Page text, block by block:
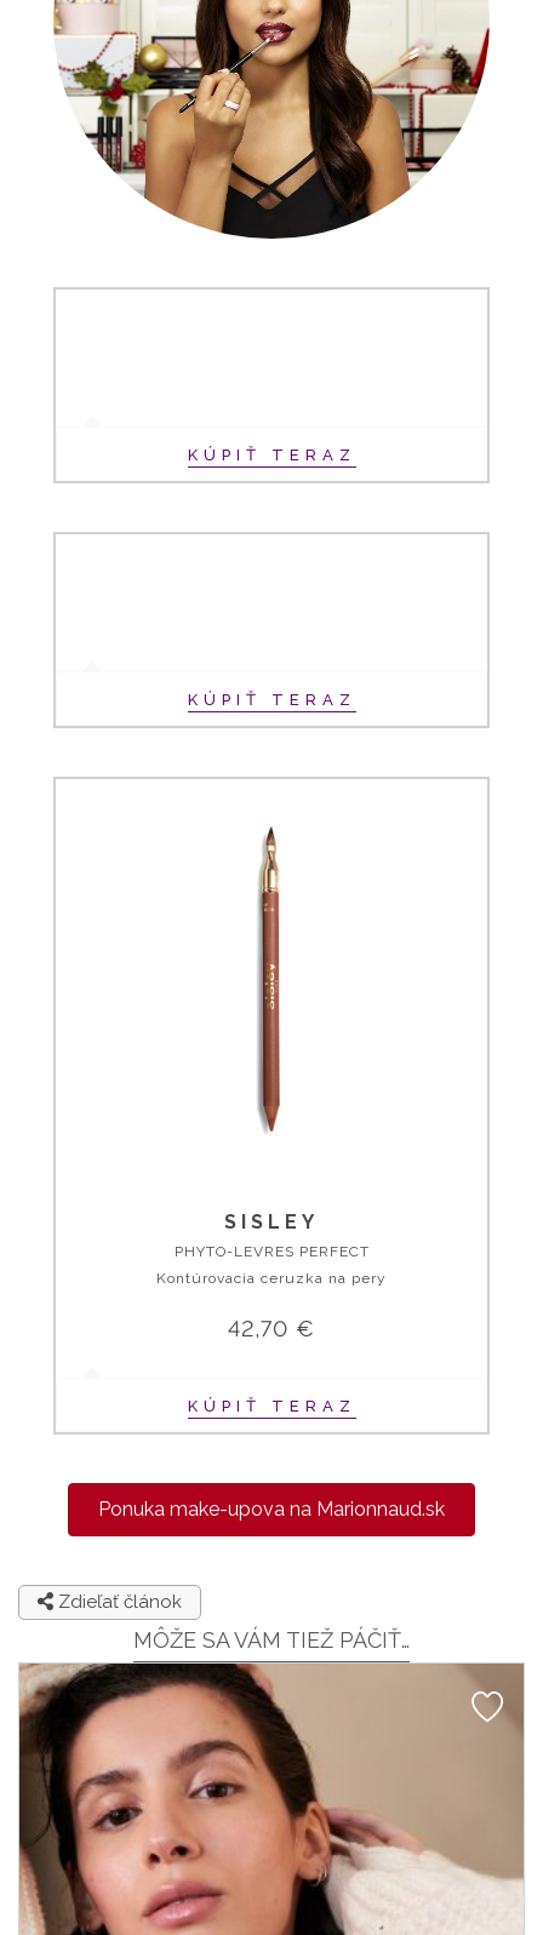
KÚPIŤ TERAZ
KÚPIŤ TERAZ
SISLEY
PHYTO-LEVRES PERFECT
Kontúrovacia ceruzka na pery
42,70 €
KÚPIŤ TERAZ
Ponuka make-upova na Marionnaud.sk
Zdieľať článok
MÔŽE SA VÁM TIEŽ PÁČIŤ…